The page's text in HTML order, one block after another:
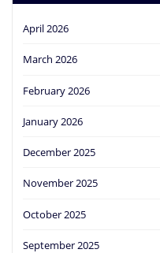
April 2026
March 2026
February 2026
January 2026
December 2025
November 2025
October 2025
September 2025